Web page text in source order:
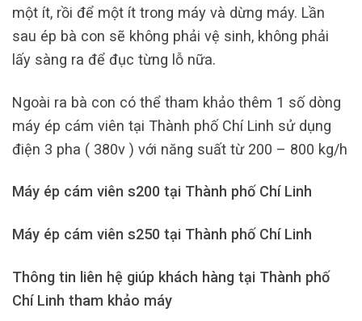
một ít, rồi để một ít trong máy và dừng máy. Lần
sau ép bà con sẽ không phải vệ sinh, không phải
lấy sàng ra để đục từng lỗ nữa.
Ngoài ra bà con có thể tham khảo thêm 1 số dòng
máy ép cám viên tại Thành phố Chí Linh sử dụng
điện 3 pha ( 380v ) với năng suất từ 200 – 800 kg/h
Máy ép cám viên s200 tại Thành phố Chí Linh
Máy ép cám viên s250 tại Thành phố Chí Linh
Thông tin liên hệ giúp khách hàng tại Thành phố
Chí Linh tham khảo máy